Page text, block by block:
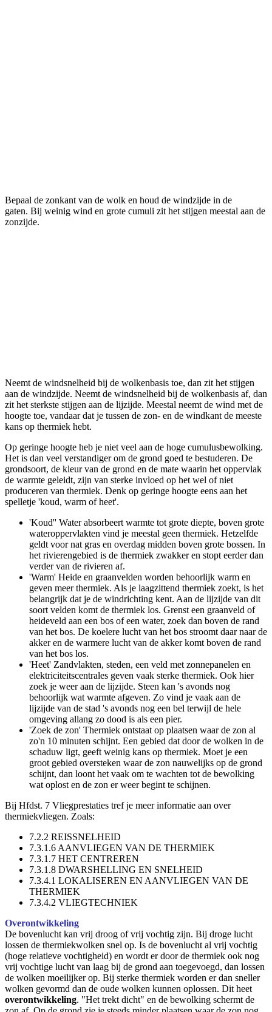
Bepaal de zonkant van de wolk en houd de windzijde in de
gaten. Bij weinig wind en grote cumuli zit het stijgen meestal aan de
zonzijde.
Neemt de windsnelheid bij de wolkenbasis toe, dan zit het stijgen
aan de windzijde. Neemt de windsnelheid bij de wolkenbasis af, dan
zit het sterkste stijgen aan de lijzijde. Meestal neemt de wind met de
hoogte toe, vandaar dat je tussen de zon- en de windkant de meeste
kans op thermiek hebt.
Op geringe hoogte heb je niet veel aan de hoge cumulusbewolking.
Het is dan veel verstandiger om de grond goed te bestuderen. De
grondsoort, de kleur van de grond en de mate waarin het oppervlak
de warmte geleidt, zijn van sterke invloed op het wel of niet
produceren van thermiek. Denk op geringe hoogte eens aan het
spelletje 'koud, warm of heet'.
'Koud'' Water absorbeert warmte tot grote diepte, boven grote
wateroppervlakten vind je meestal geen thermiek. Hetzelfde
geldt voor nat gras en overdag midden boven grote bossen. In
het rivierengebied is de thermiek zwakker en stopt eerder dan
verder van de rivieren af.
'Warm' Heide en graanvelden worden behoorlijk warm en
geven meer thermiek. Als je laagzittend thermiek zoekt, is het
belangrijk dat je de windrichting kent. Aan de lijzijde van dit
soort velden komt de thermiek los. Grenst een graanveld of
heideveld aan een bos of een water, zoek dan boven de rand
van het bos. De koelere lucht van het bos stroomt daar naar de
akker en de warmere lucht van de akker komt boven de rand
van het bos los.
'Heet' Zandvlakten, steden, een veld met zonnepanelen en
elektriciteitscentrales geven vaak sterke thermiek. Ook hier
zoek je weer aan de lijzijde. Steen kan 's avonds nog
behoorlijk wat warmte afgeven. Zo vind je vaak aan de
lijzijde van de stad 's avonds nog een bel terwijl de hele
omgeving allang zo dood is als een pier.
'Zoek de zon' Thermiek ontstaat op plaatsen waar de zon al
zo'n 10 minuten schijnt. Een gebied dat door de wolken in de
schaduw ligt, geeft weinig kans op thermiek. Moet je een
groot gebied oversteken waar de zon nauwelijks op de grond
schijnt, dan loont het vaak om te wachten tot de bewolking
wat oplost en de zon er weer begint te schijnen.
Bij Hfdst. 7 Vliegprestaties tref je meer informatie aan over
thermiekvliegen. Zoals:
7.2.2 REISSNELHEID
7.3.1.6 AANVLIEGEN VAN DE THERMIEK
7.3.1.7 HET CENTREREN
7.3.1.8 DWARSHELLING EN SNELHEID
7.3.4.1 LOKALISEREN EN AANVLIEGEN VAN DE
THERMIEK
7.3.4.2 VLIEGTECHNIEK
Overontwikkeling
De bovenlucht kan vrij droog of vrij vochtig zijn. Bij droge lucht
lossen de thermiekwolken snel op. Is de bovenlucht al vrij vochtig
(hoge relatieve vochtigheid) en wordt er door de thermiek ook nog
vrij vochtige lucht van laag bij de grond aan toegevoegd, dan lossen
de wolken moeilijker op. Bij sterke thermiek worden er dan sneller
wolken gevormd dan de oude wolken kunnen oplossen. Dit heet
overontwikkeling. "Het trekt dicht" en de bewolking schermt de